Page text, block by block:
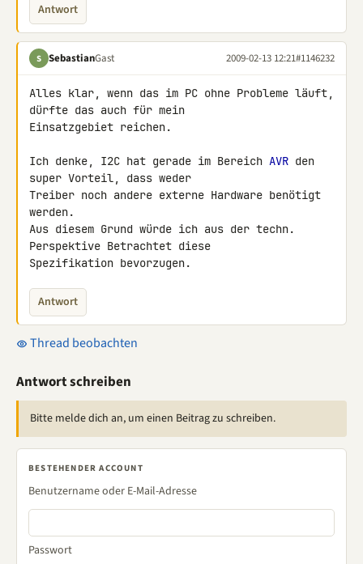
Antwort
S SebastianGast 2009-02-13 12:21#1146232
Alles klar, wenn das im PC ohne Probleme läuft,
dürfte das auch für mein
Einsatzgebiet reichen.
Ich denke, I2C hat gerade im Bereich AVR den
super Vorteil, dass weder
Treiber noch andere externe Hardware benötigt
werden.
Aus diesem Grund würde ich aus der techn.
Perspektive Betrachtet diese
Spezifikation bevorzugen.
Antwort
Thread beobachten
Antwort schreiben
Bitte melde dich an, um einen Beitrag zu schreiben.
BESTEHENDER ACCOUNT
Benutzername oder E-Mail-Adresse
Passwort